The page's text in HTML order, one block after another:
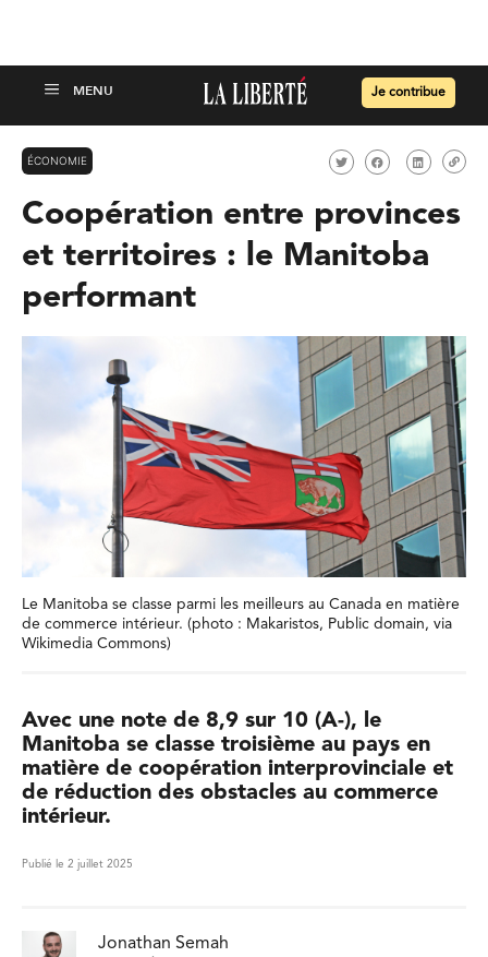
Je contribue
ÉCONOMIE
Coopération entre provinces
et territoires : le Manitoba
performant
Le Manitoba se classe parmi les meilleurs au Canada en matière
de commerce intérieur. (photo : Makaristos, Public domain, via
Wikimedia Commons)
Avec une note de 8,9 sur 10 (A-), le
Manitoba se classe troisième au pays en
matière de coopération interprovinciale et
de réduction des obstacles au commerce
intérieur.
Publié le 2 juillet 2025
Jonathan Semah